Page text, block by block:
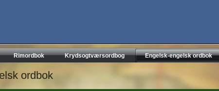
Rimordbok Krydsogtværsordbog Engelsk-engelsk ordbok
ordbok